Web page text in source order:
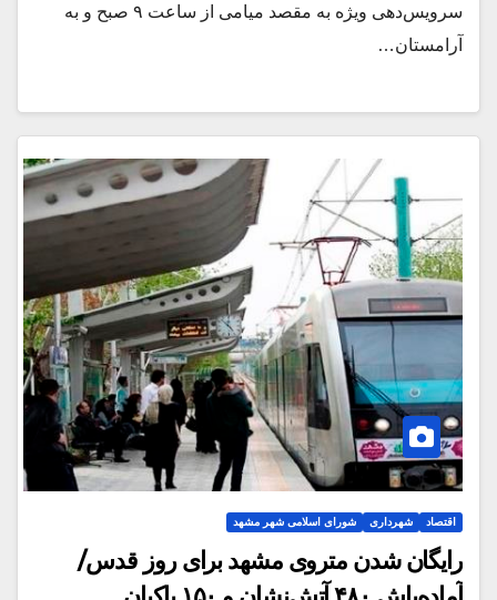
سرویس‌دهی ویژه به مقصد میامی از ساعت ۹ صبح و به
آرامستان…
اقتصاد شهرداری شورای اسلامی شهر مشهد
رایگان شدن متروی مشهد برای روز قدس/